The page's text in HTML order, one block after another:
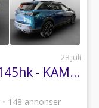
28 juli
Peugeot 5008 GT Hybrid 145hk - KAMPANJPRIS PRIVATLEASING 12 MÅN!
• 148 annonser